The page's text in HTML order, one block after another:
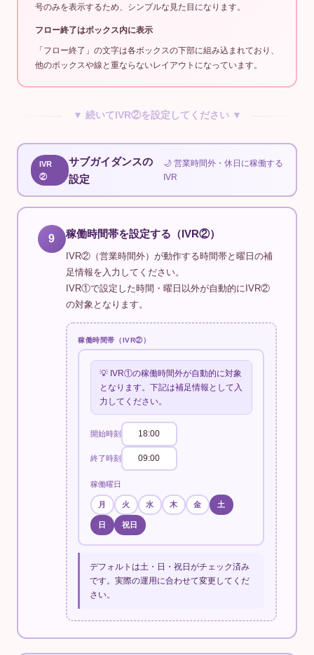
号のみを表示するため、シンプルな見た目になります。
フロー終了はボックス内に表示
「フロー終了」の文字は各ボックスの下部に組み込まれており、
他のボックスや線と重ならないレイアウトになっています。
▼ 続いてIVR②を設定してください ▼
IVR
②
サブガイダンスの
設定
🌙 営業時間外・休日に稼働する
IVR
9 稼働時間帯を設定する（IVR②）
IVR②（営業時間外）が動作する時間帯と曜日の補
足情報を入力してください。
IVR①で設定した時間・曜日以外が自動的にIVR②
の対象となります。
稼働時間帯（IVR②）
💡 IVR①の稼働時間外が自動的に対象
となります。下記は補足情報として入
力してください。
開始時刻 18:00
終了時刻 09:00
稼働曜日
月 火 水 木 金 土
日 祝日
デフォルトは土・日・祝日がチェック済み
です。実際の運用に合わせて変更してくだ
さい。